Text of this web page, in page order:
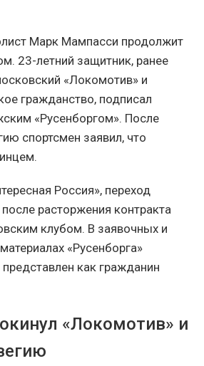
Марк Мампасси продолжит
23-летний защитник, ранее
«Локомотив» и
гражданство, подписал
«Русенборгом». После
спортсмен заявил, что
Россия», переход
расторжения контракта
клубом. В заявочных и
«Русенборга»
как гражданин
«Локомотив» и